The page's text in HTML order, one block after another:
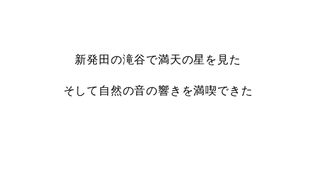
新発田の滝谷で満天の星を見た
そして自然の音の響きを満喫できた